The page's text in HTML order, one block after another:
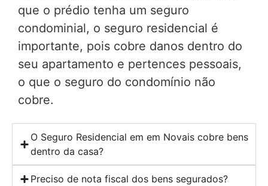
que o prédio tenha um seguro
condominial, o seguro residencial é
importante, pois cobre danos dentro do
seu apartamento e pertences pessoais,
o que o seguro do condomínio não
cobre.
O Seguro Residencial em em Novais cobre bens
dentro da casa?
Preciso de nota fiscal dos bens segurados?